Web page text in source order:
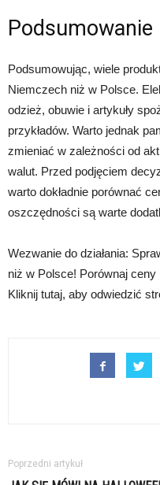
Podsumowanie
Podsumowując, wiele
Niemczech niż w Polsce.
odzież, obuwie i artykuły
przykładów. Warto jednak
zmieniać w zależności od
walut. Przed podjęciem
warto dokładnie porównać
oszczędności są warte
Wezwanie do działania:
niż w Polsce! Porównaj
Kliknij tutaj, aby odwiedzić
Poprzedni artykuł